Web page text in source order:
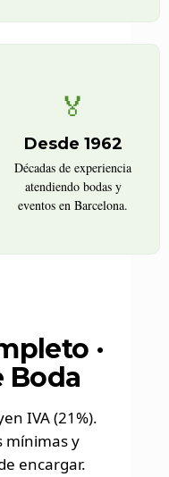
🏅
Desde 1962
Décadas de experiencia
atendiendo bodas y
eventos en Barcelona.
·
Boda
IVA (21%).
mínimas y
encargar.